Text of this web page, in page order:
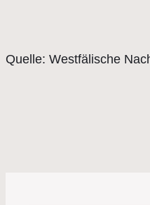
Quelle: Westfälische